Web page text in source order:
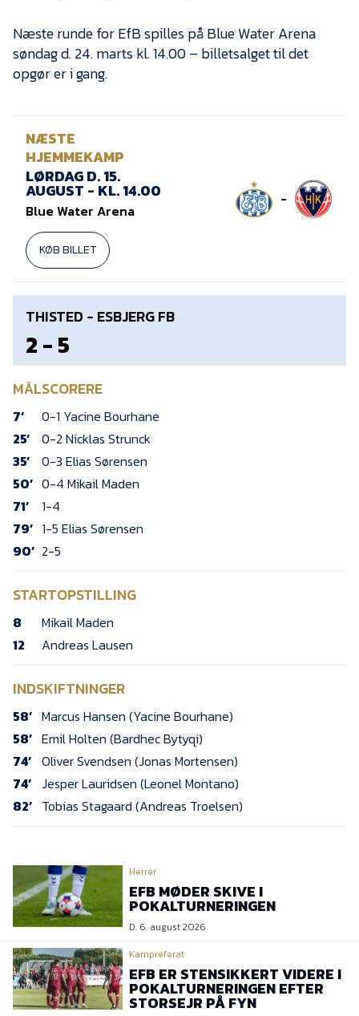
THISTED - ESBJERG FB
2 - 5
MÅLSCORERE
7’
0-1 Yacine Bourhane
25’
0-2 Nicklas Strunck
35’
0-3 Elias Sørensen
50’ 0-4 Mikail Maden
71’
1-4
79’ 1-5 Elias Sørensen
90’ 2-5
STARTOPSTILLING
8
Mikail Maden
12
Andreas Lausen
INDSKIFTNINGER
58’ Marcus Hansen (Yacine Bourhane)
58’ Emil Holten (Bardhec Bytyqi)
74’ Oliver Svendsen (Jonas Mortensen)
74’ Jesper Lauridsen (Leonel Montano)
82’ Tobias Stagaard (Andreas Troelsen)
Næste runde for EfB spilles på Blue Water Arena
søndag d. 24. marts kl. 14.00 – billetsalget til det
opgør er i gang.
NÆSTE
HJEMMEKAMP
LØRDAG D. 15.
AUGUST - KL. 14.00
Blue Water Arena
KØB BILLET
-
Herrer
EFB MØDER SKIVE I
POKALTURNERINGEN
D. 6. august 2026
Kampreferat
EFB ER STENSIKKERT VIDERE I
POKALTURNERINGEN EFTER
STORSEJR PÅ FYN